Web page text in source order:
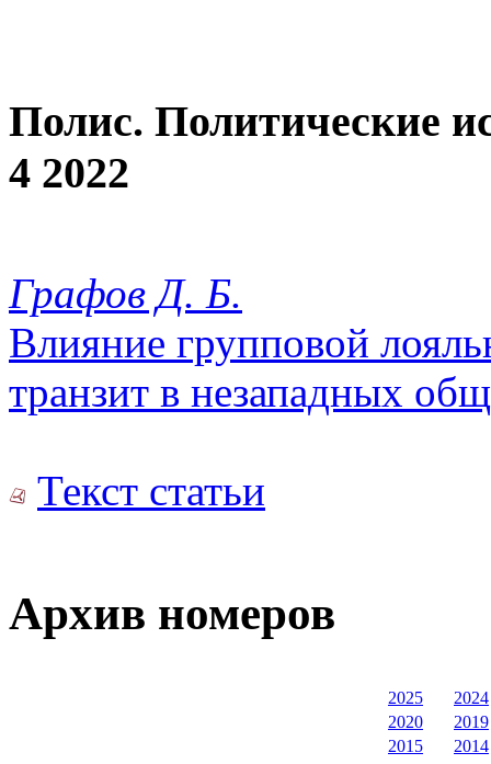
Полис. Политические
4 2022
Графов Д. Б.
Влияние групповой
транзит в незападных
Текст статьи
Архив номеров
2025
2024
2020
2019
2015
2014